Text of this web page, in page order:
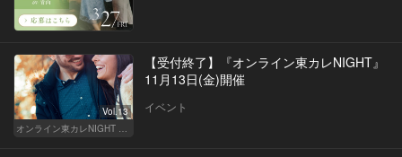
Vol.13
【受付終了】『オンライン東カレNIGHT』
11月13日(金)開催
イベント